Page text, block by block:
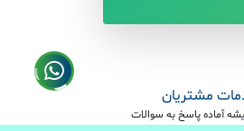
مشتریان
آماده پاسخ به سوالات